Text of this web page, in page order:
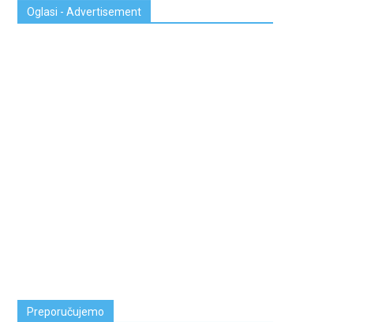
Oglasi - Advertisement
Preporučujemo